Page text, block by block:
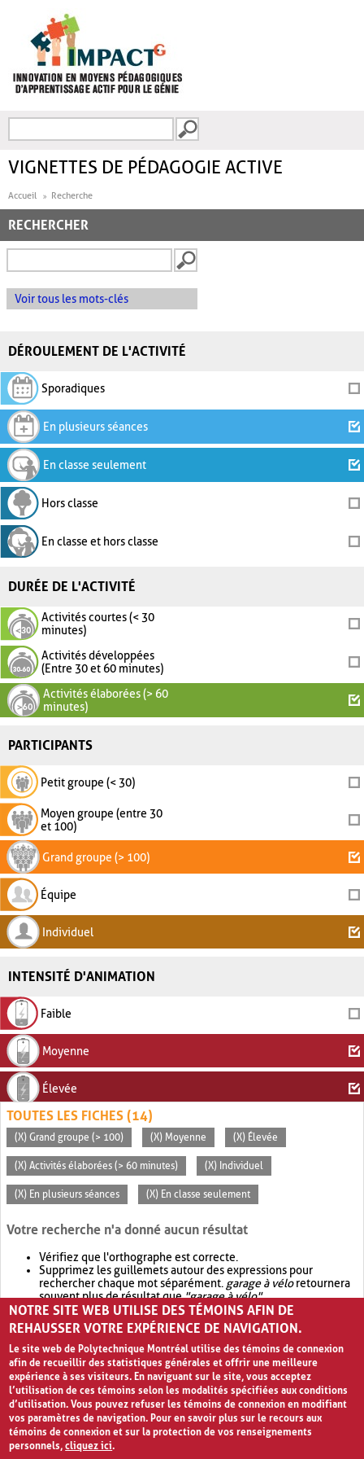
FORMULAIRE DE
VIGNETTES DE PÉDAGOGIE ACTIVE
Accueil Recherche
RECHERCHER
Voir tous les mots-clés
DÉROULEMENT DE L'ACTIVITÉ
Sporadiques
En plusieurs séances
En classe seulement
Hors classe
En classe et hors classe
DURÉE DE L'ACTIVITÉ
Activités courtes (< 30
minutes)
Activités développées
(Entre 30 et 60 minutes)
Activités élaborées (> 60
minutes)
PARTICIPANTS
Petit groupe (< 30)
Moyen groupe (entre 30
et 100)
Grand groupe (> 100)
Équipe
Individuel
INTENSITÉ D'ANIMATION
Faible
Moyenne
Élevée
TOUTES LES FICHES (14)
(X) Grand groupe (> 100) (X) Moyenne (X) Élevée
(X) Activités élaborées (> 60 minutes) (X) Individuel
(X) En plusieurs séances (X) En classe seulement
Votre recherche n'a donné aucun résultat
Vérifiez que l'orthographe est correcte.
Supprimez les guillemets autour des expressions pour
rechercher chaque mot séparément. garage à véloretournera
souvent plus de résultat que"garage à vélo".
Envisagez d'élargir votre recherche avec OR.garage OR vélo
retournera souvent plus de résultat quegarage à vélo
NOTRE SITE WEB UTILISE DES TÉMOINS AFIN DE
REHAUSSER VOTRE EXPÉRIENCE DE NAVIGATION.
Le site web de Polytechnique Montréal utilise des témoins de connexion
afin de recueillir des statistiques générales et offrir une meilleure
expérience à ses visiteurs. En naviguant sur le site, vous acceptez
l’utilisation de ces témoins selon les modalités spécifiées aux conditions
d’utilisation. Vous pouvez refuser les témoins de connexion en modifiant
vos paramètres de navigation. Pour en savoir plus sur le recours aux
témoins de connexion et sur la protection de vos renseignements
personnels,cliquez ici.